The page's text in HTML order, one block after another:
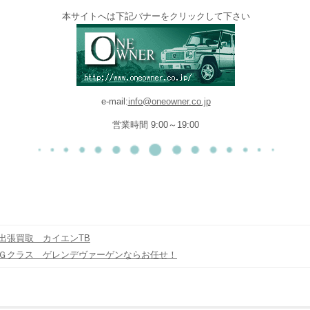
本サイトへは下記バナーをクリックして下さい
e-mail:info@oneowner.co.jp
営業時間 9:00～19:00
張買取 カイエンTB
ラス ゲレンデヴァーゲンならお任せ！